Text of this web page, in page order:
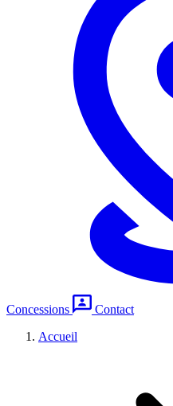
Concessions
Contact
Accueil